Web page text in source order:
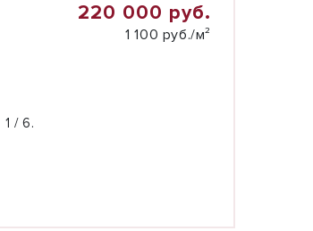
220 000 руб.
1 100 руб./м²
1 / 6.